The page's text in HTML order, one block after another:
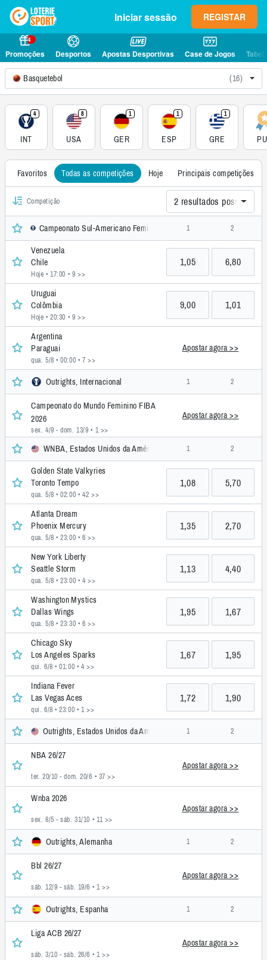
Iniciar sessão REGISTAR
4
Promoções Desportos Apostas Desportivas Case de Jogos
Basquetebol (16)
4
INT
8
USA
1
GER
1
ESP
1
GRE
Favoritos Todas as competições Hoje Principais competições
Competição 2 resultados possíveis
Campeonato Sul-Americano Feminino FIBA, Internacional
1 2
Venezuela
Chile
Hoje • 17:00 • 9 >>
1,05 6,80
Uruguai
Colômbia
Hoje • 20:30 • 9 >>
9,00 1,01
Argentina
Paraguai
qua. 5/8 • 00:00 • 7 >>
Apostar agora >>
Outrights, Internacional 1 2
Campeonato do Mundo Feminino FIBA
2026
sex. 4/9 - dom. 13/9 • 1 >>
Apostar agora >>
WNBA, Estados Unidos da América 1 2
Golden State Valkyries
Toronto Tempo
qua. 5/8 • 02:00 • 42 >>
1,08 5,70
Atlanta Dream
Phoenix Mercury
qua. 5/8 • 23:00 • 6 >>
1,35 2,70
New York Liberty
Seattle Storm
qua. 5/8 • 23:00 • 4 >>
1,13 4,40
Washington Mystics
Dallas Wings
qua. 5/8 • 23:30 • 6 >>
1,95 1,67
Chicago Sky
Los Angeles Sparks
qui. 6/8 • 01:00 • 4 >>
1,67 1,95
Indiana Fever
Las Vegas Aces
qui. 6/8 • 23:00 • 1 >>
1,72 1,90
Outrights, Estados Unidos da América 1 2
NBA 26/27
ter. 20/10 - dom. 20/6 • 37 >>
Apostar agora >>
Wnba 2026
sex. 8/5 - sáb. 31/10 • 11 >>
Apostar agora >>
Outrights, Alemanha 1 2
Bbl 26/27
sáb. 12/9 - sáb. 19/6 • 1 >>
Apostar agora >>
Outrights, Espanha 1 2
Liga ACB 26/27
sáb. 3/10 - sáb. 26/6 • 1 >>
Apostar agora >>